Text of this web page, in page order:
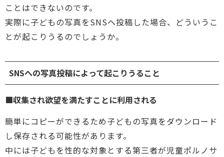
ことはできないのです。
実際に子どもの写真をSNSへ投稿した場合、どういうこ
とが起こりうるのでしょうか。
SNSへの写真投稿によって起こりうること
■収集され欲望を満たすことに利用される
簡単にコピーができるため子どもの写真をダウンロード
し保存される可能性があります。
中には子どもを性的な対象とする第三者が児童ポルノサ